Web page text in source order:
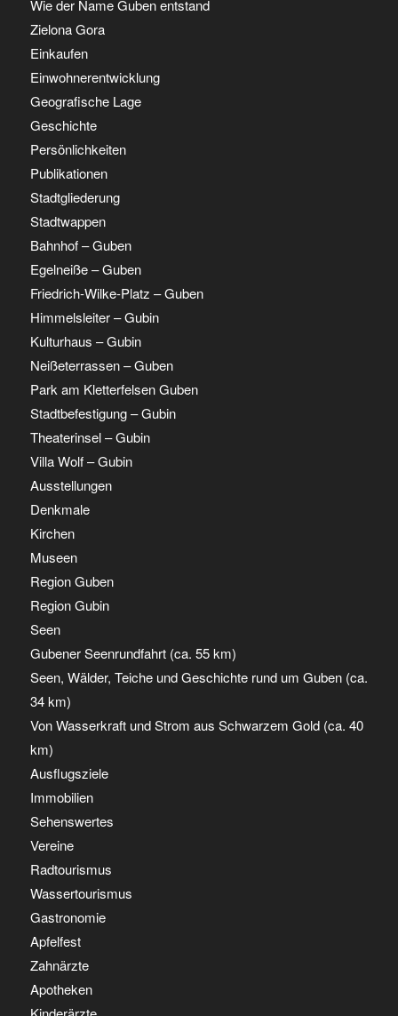
Wie der Name Guben entstand
Zielona Gora
Einkaufen
Einwohnerentwicklung
Geografische Lage
Geschichte
Persönlichkeiten
Publikationen
Stadtgliederung
Stadtwappen
Bahnhof – Guben
Egelneiße – Guben
Friedrich-Wilke-Platz – Guben
Himmelsleiter – Gubin
Kulturhaus – Gubin
Neißeterrassen – Guben
Park am Kletterfelsen Guben
Stadtbefestigung – Gubin
Theaterinsel – Gubin
Villa Wolf – Gubin
Ausstellungen
Denkmale
Kirchen
Museen
Region Guben
Region Gubin
Seen
Gubener Seenrundfahrt (ca. 55 km)
Seen, Wälder, Teiche und Geschichte rund um Guben (ca.
34 km)
Von Wasserkraft und Strom aus Schwarzem Gold (ca. 40
km)
Ausflugsziele
Immobilien
Sehenswertes
Vereine
Radtourismus
Wassertourismus
Gastronomie
Apfelfest
Zahnärzte
Apotheken